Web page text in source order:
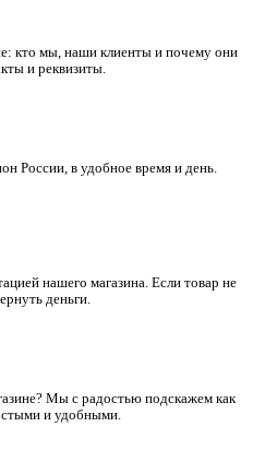
кто мы, наши клиенты и почему они
и реквизиты.
России, в удобное время и день.
нашего магазина. Если товар не
деньги.
Мы с радостью подскажем как
и удобными.